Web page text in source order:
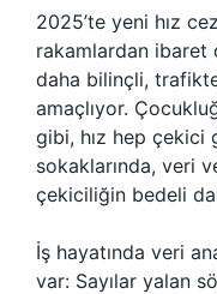
2025’te yeni hız
rakamlardan ibaret
daha bilinçli,
amaçlıyor.
gibi, hız hep çekici
sokaklarında, veri
çekiciliğin bedeli
İş hayatında veri
var: Sayılar yalan